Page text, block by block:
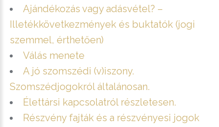
Ajándékozás vagy adásvétel? –
Illetékkövetkezmények és buktatók (jogi
szemmel, érthetően)
Válás menete
A jó szomszédi (v)iszony.
Szomszédjogokról általánosan.
Élettársi kapcsolatról részletesen.
Részvény fajták és a részvényesi jogok